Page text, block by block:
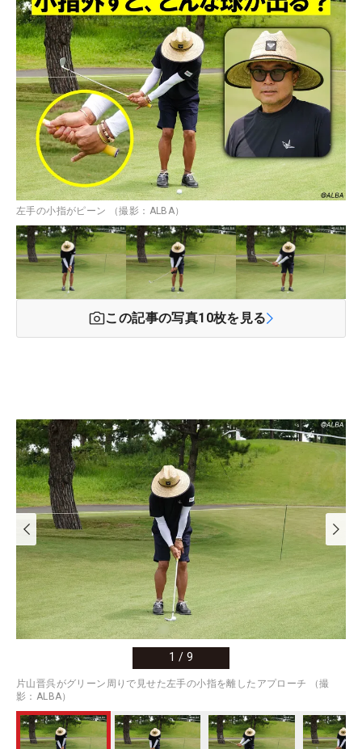
左手の小指がピーン （撮影：ALBA）
この記事の写真10枚を見る
1 / 9
片山晋呉がグリーン周りで見せた左手の小指を離したアプローチ （撮
影：ALBA）